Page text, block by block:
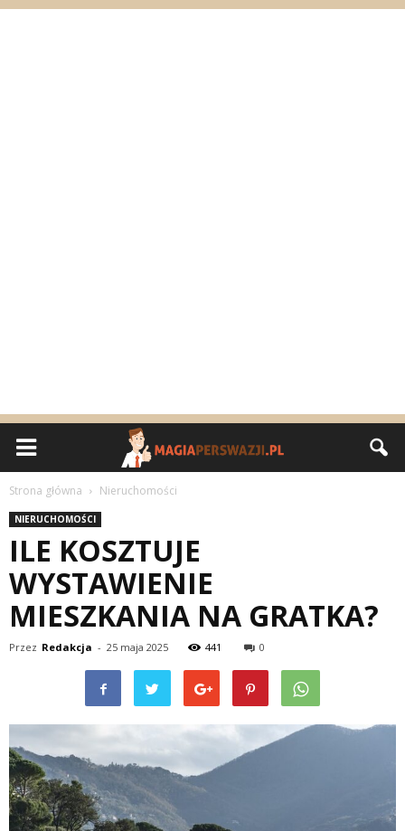
Strona główna Nieruchomości
NIERUCHOMOŚCI
ILE KOSZTUJE
WYSTAWIENIE
MIESZKANIA NA GRATKA?
Przez Redakcja - 25 maja 2025 441 0